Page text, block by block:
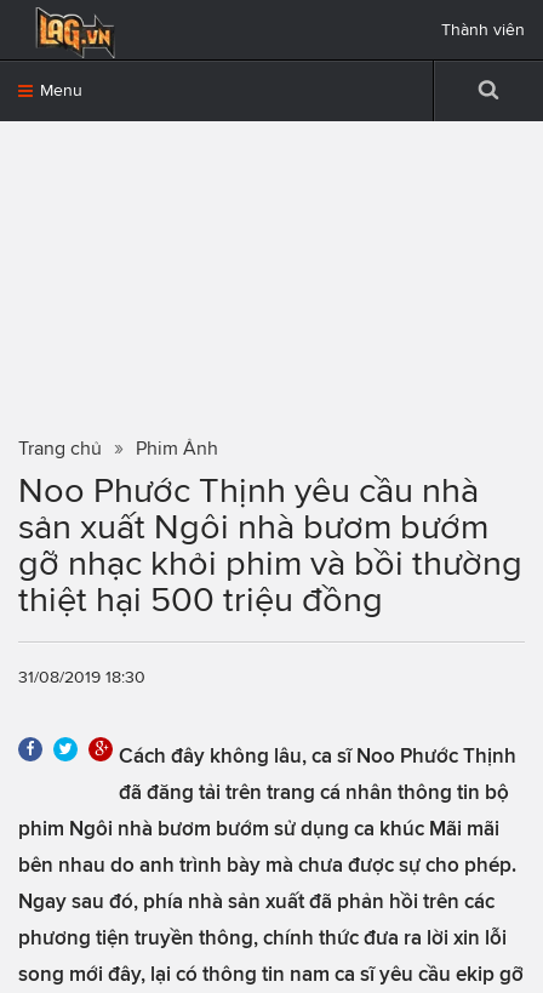
Menu
Thành viên
Trang chủ Phim Ảnh
Noo Phước Thịnh yêu cầu nhà
sản xuất Ngôi nhà bươm bướm
gỡ nhạc khỏi phim và bồi thường
thiệt hại 500 triệu đồng
31/08/2019 18:30
Cách đây không lâu, ca sĩ Noo Phước Thịnh
đã đăng tải trên trang cá nhân thông tin bộ
phim Ngôi nhà bươm bướm sử dụng ca khúc Mãi mãi
bên nhau do anh trình bày mà chưa được sự cho phép.
Ngay sau đó, phía nhà sản xuất đã phản hồi trên các
phương tiện truyền thông, chính thức đưa ra lời xin lỗi
song mới đây, lại có thông tin nam ca sĩ yêu cầu ekip gỡ